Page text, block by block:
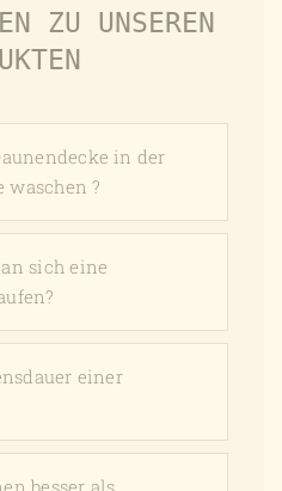
ZU UNSEREN
in der
waschen ?
sich eine
einer
besser als